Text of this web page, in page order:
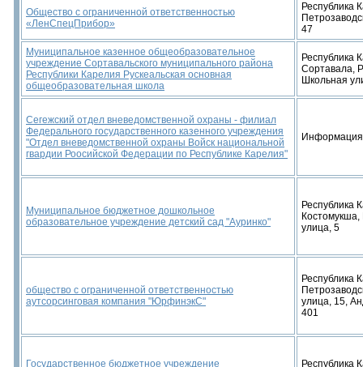
Общество с ограниченной ответственностью
«ЛенСпецПрибор»
Республика
47
Муниципальное казенное общеобразовательное
учреждение Сортавальского муниципального района
Республики Карелия Рускеальская основная
общеобразовательная школа
Республика
Сортавала,
Школьная
Сегежский отдел вневедомственной охраны - филиал
Федерального государственного казенного учреждения
"Отдел вневедомственной охраны Войск национальной
гвардии Роосийской Федерации по Республике Карелия"
Информация
Муниципальное бюджетное дошкольное
образовательное учреждение детский сад "Ауринко"
Республика
улица, 5
общество с ограниченной ответственностью
аутсорсинговая компания "ЮрфинэкС"
Республика
улица, 15,
401
Государственное бюджетное учреждение
Республика